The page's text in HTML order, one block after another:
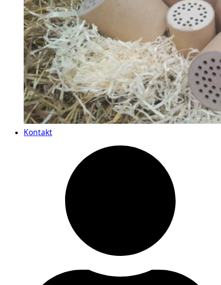
Kontakt